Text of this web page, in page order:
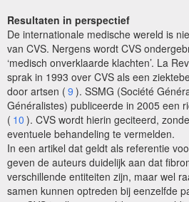
Resultaten in perspectief
De internationale medische wereld is
van CVS. Nergens wordt CVS
‘medisch onverklaarde klachten’. La
sprak in 1993 over CVS als een
door artsen ( 9 ). SSMG (Société
Généralistes) publiceerde in 2005 een
( 10 ). CVS wordt hierin geciteerd,
eventuele behandeling te vermelden.
In een artikel dat geldt als referentie
geven de auteurs duidelijk aan dat
verschillende entiteiten zijn, maar wel
samen kunnen optreden bij eenzelfde